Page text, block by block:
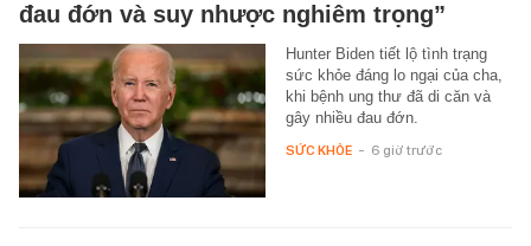
đau đớn và suy nhược nghiêm trọng”
Hunter Biden tiết lộ tình trạng
sức khỏe đáng lo ngại của cha,
khi bệnh ung thư đã di căn và
gây nhiều đau đớn.
SỨC KHỎE - 6 giờ trước